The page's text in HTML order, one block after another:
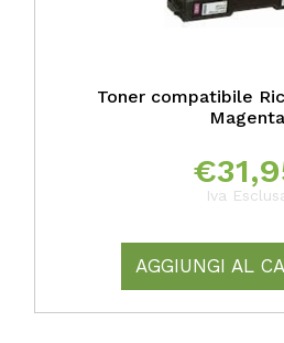
Toner compatibile
Magenta
€
Iva
AGGIUNGI AL